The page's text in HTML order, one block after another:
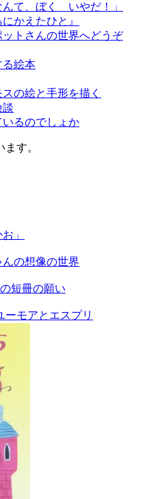
んて、ぼく いやだ！」
かえたひと』
ットさんの世界へどうぞ
る絵本
の絵と手形を描く
談
いるのでしょか
す。
」
んの想像の世界
短冊の願い
ーモアとエスプリ